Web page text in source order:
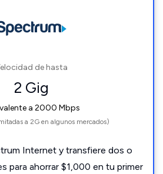
de hasta
2 Gig
a 2000 Mbps
a 2G en algunos mercados)
Internet y transfiere dos o
para ahorrar $1,000 en tu primer